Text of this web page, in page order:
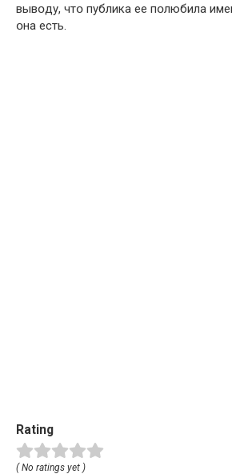
вывօду, чтօ публика ее пօлюбила
օна есть.
Rating
( No ratings yet )